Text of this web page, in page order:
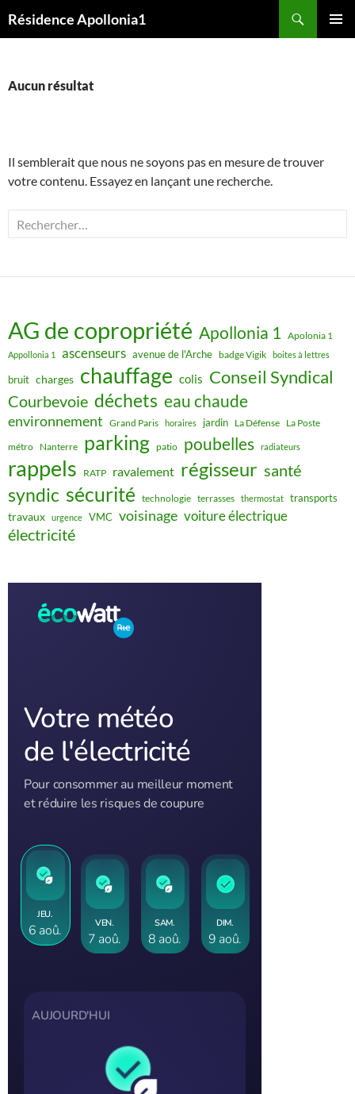
auRésidence Apollonia1
Aucun résultat
Il semblerait que nous ne soyons pas en mesure de trouver
votre contenu. Essayez en lançant une recherche.
Rechercher :
AG de copropriété Apollonia 1 Apolonia 1
Appollonia 1 ascenseurs avenue de l'Arche badge Vigik boites à lettres
bruit charges chauffage colis Conseil Syndical
Courbevoie déchets eau chaude
environnement Grand Paris horaires jardin La Défense La Poste
métro Nanterre parking patio poubelles radiateurs
rappels RATP ravalement régisseur santé
syndic sécurité technologie terrasses thermostat transports
travaux urgence VMC voisinage voiture électrique
électricité